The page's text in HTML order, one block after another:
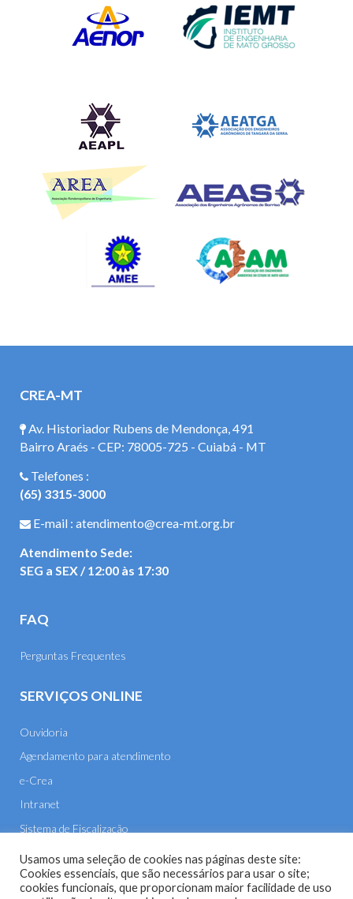
CREA-MT
Av. Historiador Rubens de Mendonça, 491
Bairro Araés - CEP: 78005-725 - Cuiabá - MT
Telefones :
(65) 3315-3000
E-mail : atendimento@crea-mt.org.br
Atendimento Sede:
SEG a SEX / 12:00 às 17:30
FAQ
Perguntas Frequentes
SERVIÇOS ONLINE
Ouvidoria
Agendamento para atendimento
e-Crea
Intranet
Sistema de Fiscalização
E-mail
Usamos uma seleção de cookies nas páginas deste site:
Cookies essenciais, que são necessários para usar o site;
cookies funcionais, que proporcionam maior facilidade de uso